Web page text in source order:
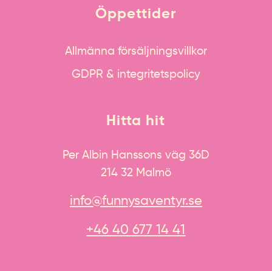
Öppettider
Allmänna försäljningsvillkor
GDPR & integritetspolicy
Hitta hit
Per Albin Hanssons väg 36D
214 32 Malmö
info@funnysaventyr.se
+46 40 677 14 41